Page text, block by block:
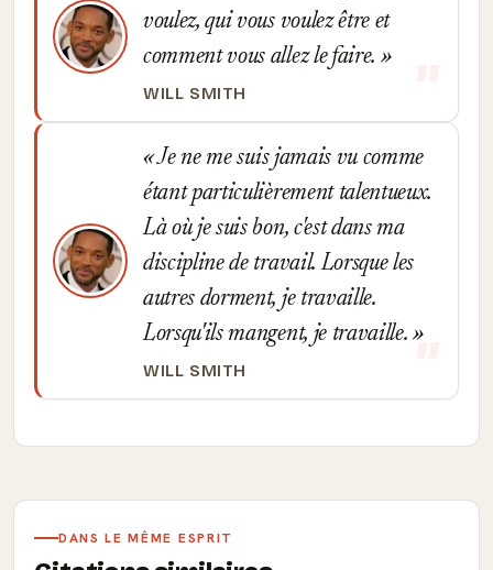
voulez, qui vous voulez être et
comment vous allez le faire.
WILL SMITH
Je ne me suis jamais vu comme
étant particulièrement talentueux.
Là où je suis bon, c'est dans ma
discipline de travail. Lorsque les
autres dorment, je travaille.
Lorsqu'ils mangent, je travaille.
WILL SMITH
DANS LE MÊME ESPRIT